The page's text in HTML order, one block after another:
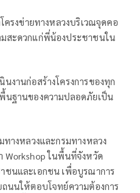
ครงข่ายทางหลวงบริเวณจุดคอ
สะดวกแก่พี่น้องประชาชนใน
นงานก่อสร้างโครงการของทุก
นฐานของความปลอดภัยเป็น
างหลวงและกรมทางหลวง
Workshop ในพื้นที่จังหวัด
ชนและเอกชน เพื่อบูรณาการ
นนให้ตอบโจทย์ความต้องการ